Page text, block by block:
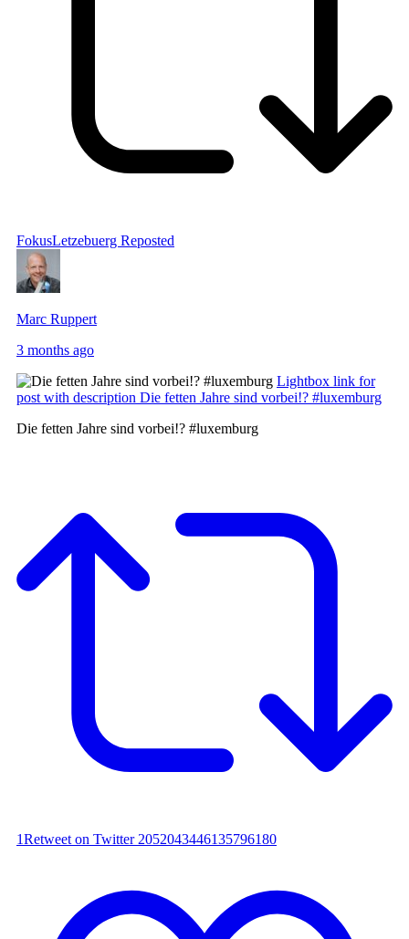
FokusLetzebuerg Reposted
Marc Ruppert
3 months ago
Lightbox link for
post with description Die fetten Jahre sind vorbei!? #luxemburg
Die fetten Jahre sind vorbei!? #luxemburg
1Retweet on Twitter 2052043446135796180